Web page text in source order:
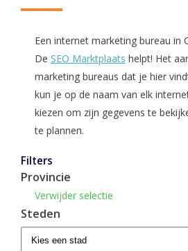
Een internet marketing bureau in
De SEO Marktplaats helpt! Het
marketing bureaus dat je hier
kun je op de naam van elk
kiezen om zijn gegevens te
te plannen.
Filters
Provincie
Verwijder selectie
Steden